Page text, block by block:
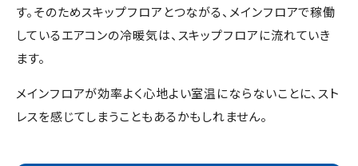
す。そのためスキップフロアとつながる、メインフロアで稼働
しているエアコンの冷暖気は、スキップフロアに流れていき
ます。
メインフロアが効率よく心地よい室温にならないことに、スト
レスを感じてしまうこともあるかもしれません。